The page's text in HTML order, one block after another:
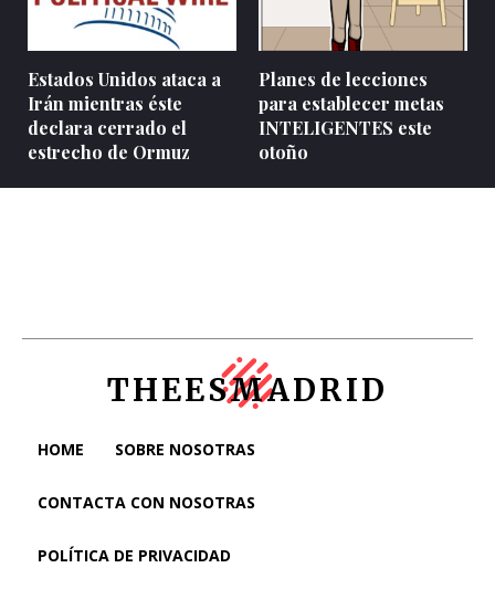
Estados Unidos ataca a
Irán mientras éste
declara cerrado el
estrecho de Ormuz
Planes de lecciones
para establecer metas
INTELIGENTES este
otoño
THEESMADRID
HOME SOBRE NOSOTRAS
CONTACTA CON NOSOTRAS
POLÍTICA DE PRIVACIDAD